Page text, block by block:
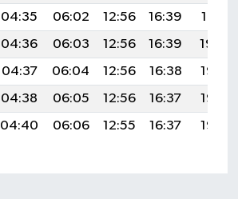
04:35 06:02 12:56 16:39
19:41
04:36 06:03 12:56 16:39
19:39
04:37 06:04 12:56 16:38
19:38
04:38 06:05 12:56 16:37
19:37
04:40 06:06 12:55 16:37 19:35